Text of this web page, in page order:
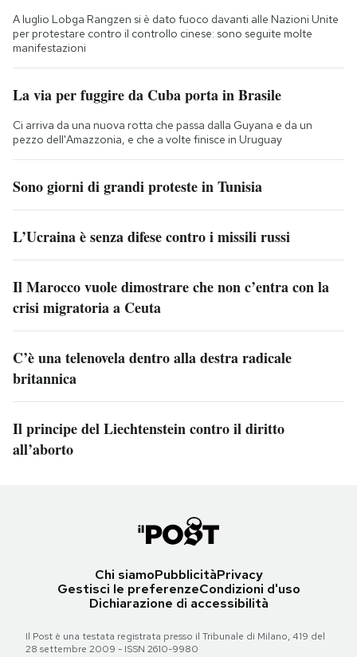
A luglio Lobga Rangzen si è dato fuoco davanti alle Nazioni Unite
per protestare contro il controllo cinese: sono seguite molte
manifestazioni
La via per fuggire da Cuba porta in Brasile
Ci arriva da una nuova rotta che passa dalla Guyana e da un
pezzo dell'Amazzonia, e che a volte finisce in Uruguay
Sono giorni di grandi proteste in Tunisia
L’Ucraina è senza difese contro i missili russi
Il Marocco vuole dimostrare che non c’entra con la
crisi migratoria a Ceuta
C’è una telenovela dentro alla destra radicale
britannica
Il principe del Liechtenstein contro il diritto
all’aborto
Chi siamoPubblicitàPrivacy
Gestisci le preferenzeCondizioni d'uso
Dichiarazione di accessibilità
Il Post è una testata registrata presso il Tribunale di Milano, 419 del
28 settembre 2009 - ISSN 2610-9980